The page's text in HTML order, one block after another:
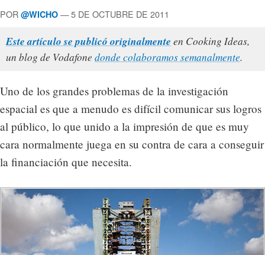
POR @WICHO — 5 DE OCTUBRE DE 2011
Este artículo se publicó originalmente en Cooking Ideas,
un blog de Vodafone donde colaboramos semanalmente.
Uno de los grandes problemas de la investigación
espacial es que a menudo es difícil comunicar sus logros
al público, lo que unido a la impresión de que es muy
cara normalmente juega en su contra de cara a conseguir
la financiación que necesita.